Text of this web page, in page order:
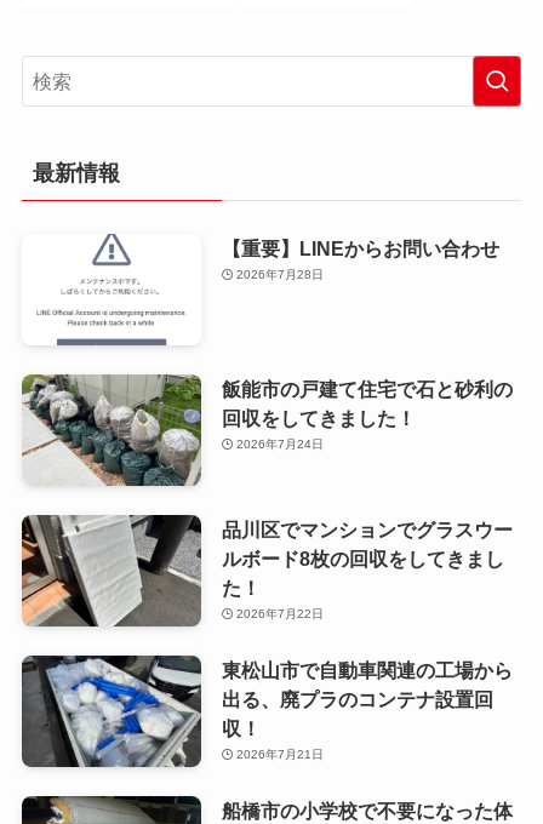
最新情報
【重要】LINEからお問い合わせ
2026年7月28日
飯能市の戸建て住宅で石と砂利の
回収をしてきました！
2026年7月24日
品川区でマンションでグラスウー
ルボード8枚の回収をしてきまし
た！
2026年7月22日
東松山市で自動車関連の工場から
出る、廃プラのコンテナ設置回
収！
2026年7月21日
船橋市の小学校で不要になった体